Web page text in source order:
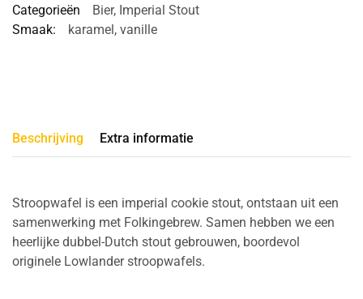
Categorieën
Bier, Imperial Stout
Smaak:
karamel , vanille
Beschrijving Extra informatie
Stroopwafel is een imperial cookie stout, ontstaan uit een
samenwerking met Folkingebrew. Samen hebben we een
heerlijke dubbel-Dutch stout gebrouwen, boordevol
originele Lowlander stroopwafels.